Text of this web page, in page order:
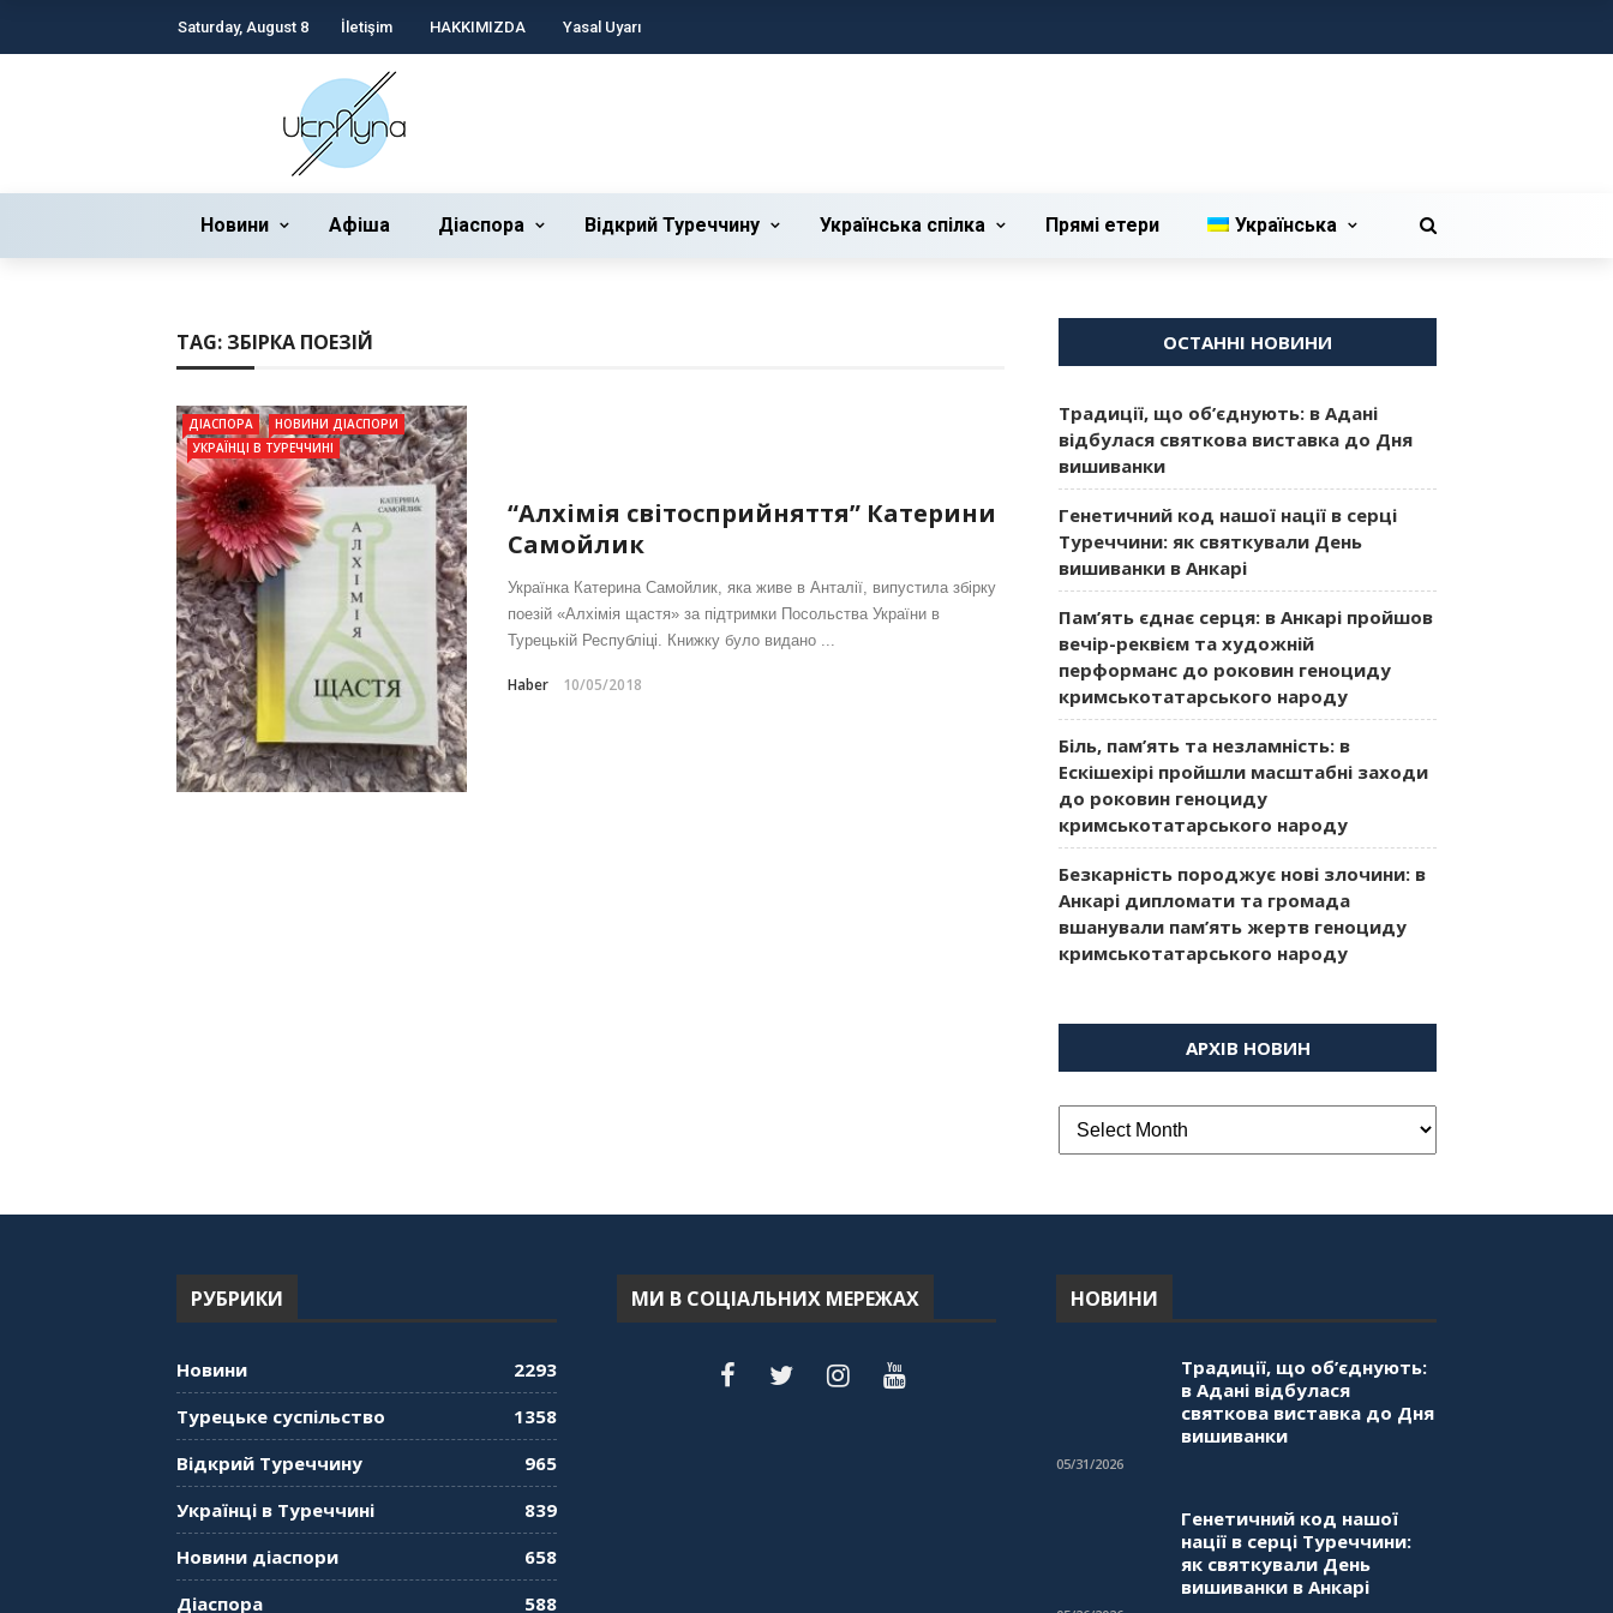
Saturday, August 8 İletişim HAKKIMIZDA Yasal Uyarı
Новини Афіша Діаспора Відкрий Туреччину Українська cпілка Прямі етери Українська
TAG: ЗБІРКA ПОЕЗІЙ
ДІАСПОРА
НОВИНИ ДІАСПОРИ
УКРАЇНЦІ В ТУРЕЧЧИНІ
“Алхімія світосприйняття” Катерини
Самойлик
Українка Катерина Самойлик, яка живе в Анталії, випустила збірку
поезій «Алхімія щастя» за підтримки Посольства України в
Турецькій Республіці. Книжку було видано ...
Haber 10/05/2018
ОСТАННІ НОВИНИ
Традиції, що об’єднують: в Адані
відбулася святкова виставка до Дня
вишиванки
Генетичний код нашої нації в серці
Туреччини: як святкували День
вишиванки в Анкарі
Пам’ять єднає серця: в Анкарі пройшов
вечір-реквієм та художній
перформанс до роковин геноциду
кримськотатарського народу
Біль, пам’ять та незламність: в
Ескішехірі пройшли масштабні заходи
до роковин геноциду
кримськотатарського народу
Безкарність породжує нові злочини: в
Анкарі дипломати та громада
вшанували пам’ять жертв геноциду
кримськотатарського народу
АРХІВ НОВИН
РУБРИКИ
Новини
2293
Турецьке суспільство
1358
Відкрий Туреччину
965
Українці в Туреччині
839
Новини діаспори
658
Діаспора
588
МИ В СОЦІАЛЬНИХ МЕРЕЖАХ НОВИНИ
Традиції, що об’єднують:
в Адані відбулася
святкова виставка до Дня
вишиванки
05/31/2026
Генетичний код нашої
нації в серці Туреччини:
як святкували День
вишиванки в Анкарі